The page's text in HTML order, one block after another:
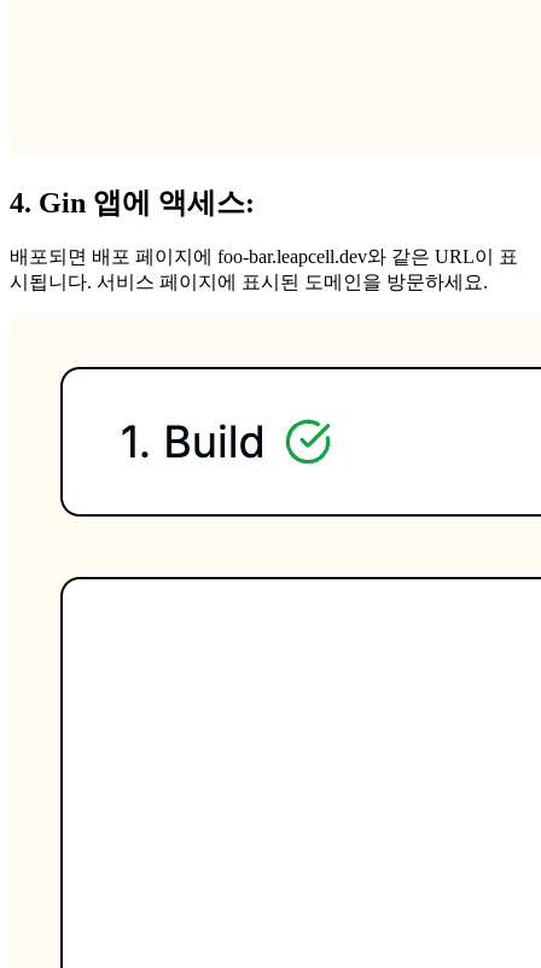
4. Gin 앱에 액세스:
배포되면 배포 페이지에 foo-bar.leapcell.dev와 같은 URL이 표
시됩니다. 서비스 페이지에 표시된 도메인을 방문하세요.